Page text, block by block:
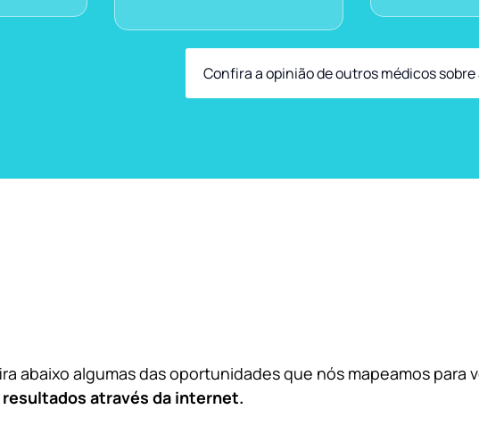
Confira a opinião de outros médicos sobre
abaixo algumas das oportunidades que nós mapeamos para
através da internet.